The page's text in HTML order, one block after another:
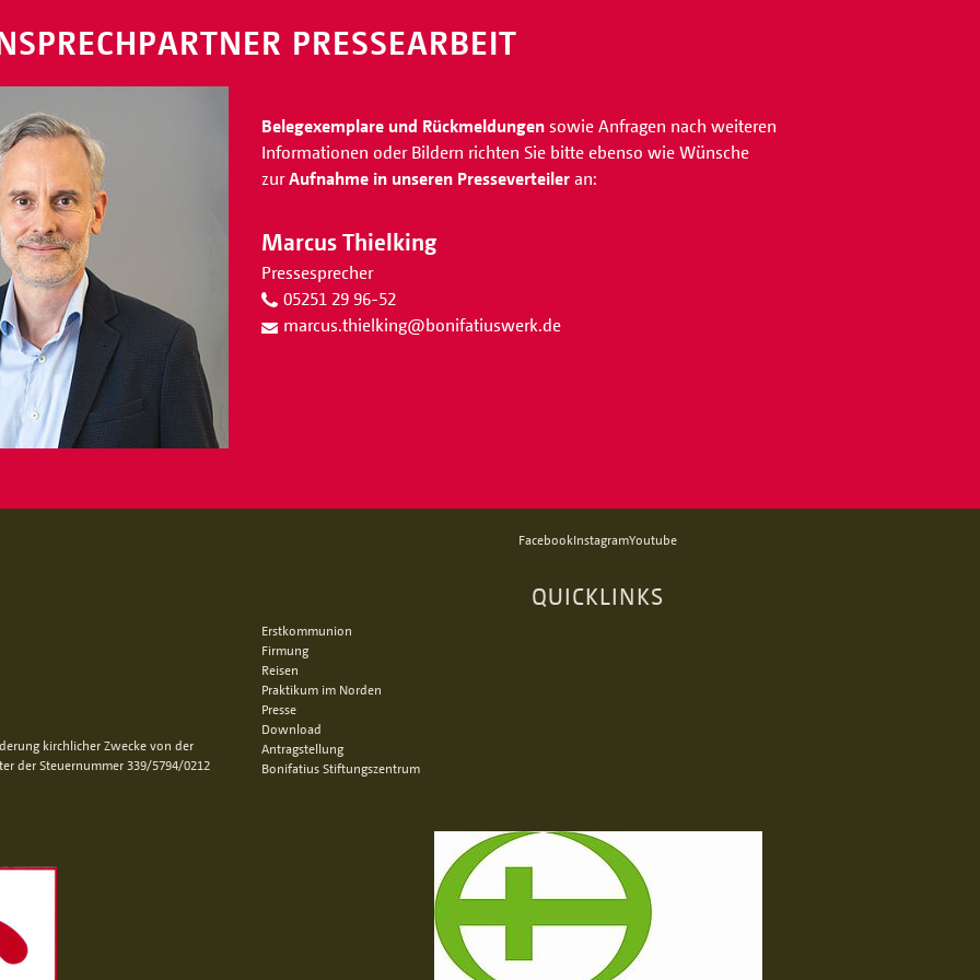
PRESSEARBEIT
Belegexemplare und Rückmeldungen sowie Anfragen nach weiteren
Informationen oder Bildern richten Sie bitte ebenso wie Wünsche
zurAufnahme in unseren Presseverteiler an:
Marcus Thielking
Pressesprecher
05251 29 96-52
marcus.thielking@bonifatiuswerk.de
kirchlicher Zwecke von der
der Steuernummer 339/5794/0212
FacebookInstagramYoutube
QUICKLINKS
Erstkommunion
Firmung
Reisen
Praktikum im Norden
Presse
Download
Antragstellung
Bonifatius Stiftungszentrum